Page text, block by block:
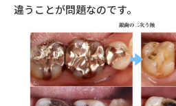
違うことが問題なのです。